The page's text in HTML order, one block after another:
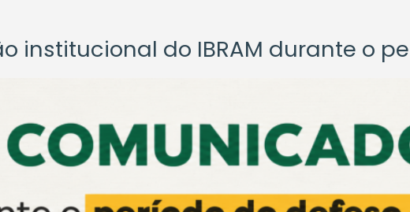
institucional do IBRAM durante o